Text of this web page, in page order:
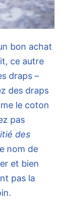
bon achat
ce autre
draps –
des draps
le coton
pas
des
nom de
et bien
pas la